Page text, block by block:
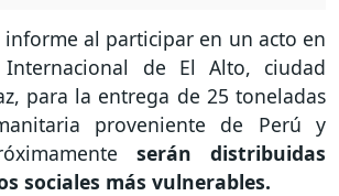
informe al participar en un acto en
de El Alto, ciudad
para la entrega de 25 toneladas
proveniente de Perú y
serán distribuidas
sociales más vulnerables.